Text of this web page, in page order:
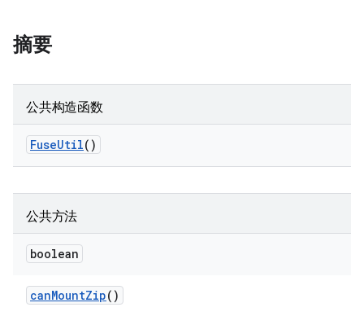
摘要
公共构造函数
FuseUtil()
公共方法
boolean
canMountZip()